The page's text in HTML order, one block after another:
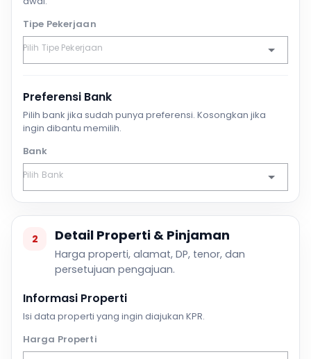
Tipe Pekerjaan
Preferensi Bank
Pilih bank jika sudah punya preferensi. Kosongkan jika
ingin dibantu memilih.
Bank
2 Detail Properti & Pinjaman
Harga properti, alamat, DP, tenor, dan
persetujuan pengajuan.
Informasi Properti
Isi data properti yang ingin diajukan KPR.
Harga Properti